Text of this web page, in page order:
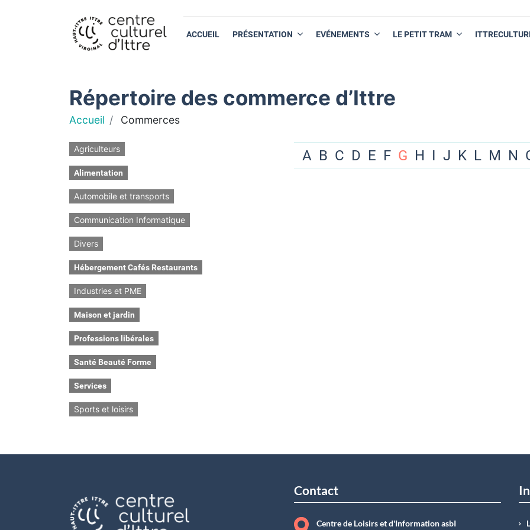
ACCUEIL PRÉSENTATION EVÉNEMENTS LE PETIT TRAM
Répertoire des commerce d’Ittre
Accueil Commerces
Agriculteurs
Alimentation
Automobile et transports
Communication Informatique
Divers
Hébergement Cafés Restaurants
Industries et PME
Maison et jardin
Professions libérales
Santé Beauté Forme
Services
Sports et loisirs
A B C D E F G H I J K L M N
Contact
Centre de Loisirs et d'Information asbI